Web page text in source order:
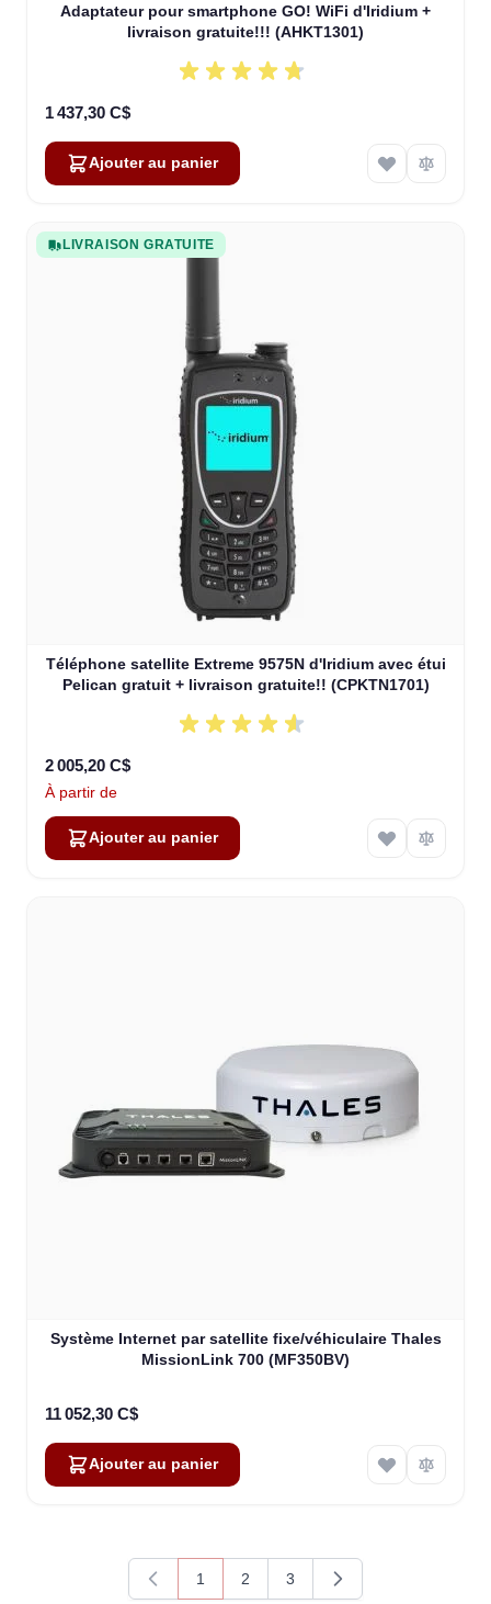
Adaptateur pour smartphone GO! WiFi d'Iridium +
livraison gratuite!!! (AHKT1301)
1 437,30 C$
Ajouter au panier
LIVRAISON GRATUITE
Téléphone satellite Extreme 9575N d'Iridium avec étui
Pelican gratuit + livraison gratuite!! (CPKTN1701)
2 005,20 C$
À partir de
Ajouter au panier
Système Internet par satellite fixe/véhiculaire Thales
MissionLink 700 (MF350BV)
11 052,30 C$
Ajouter au panier
Vous lisez actuellement la page
1
Page
2
Page
3